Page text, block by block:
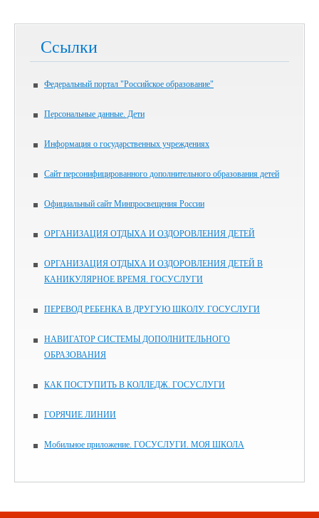
Ссылки
Федеральный портал "Российское образование"
Персональные данные. Дети
Информация о государственных учреждениях
Сайт персонифицированного дополнительного образования детей
Официальный сайт Минпросвещения России
ОРГАНИЗАЦИЯ ОТДЫХА И ОЗДОРОВЛЕНИЯ ДЕТЕЙ
ОРГАНИЗАЦИЯ ОТДЫХА И ОЗДОРОВЛЕНИЯ ДЕТЕЙ В
КАНИКУЛЯРНОЕ ВРЕМЯ. ГОСУСЛУГИ
ПЕРЕВОД РЕБЕНКА В ДРУГУЮ ШКОЛУ. ГОСУСЛУГИ
НАВИГАТОР СИСТЕМЫ ДОПОЛНИТЕЛЬНОГО
ОБРАЗОВАНИЯ
КАК ПОСТУПИТЬ В КОЛЛЕДЖ. ГОСУСЛУГИ
ГОРЯЧИЕ ЛИНИИ
Мобильное приложение. ГОСУСЛУГИ. МОЯ ШКОЛА